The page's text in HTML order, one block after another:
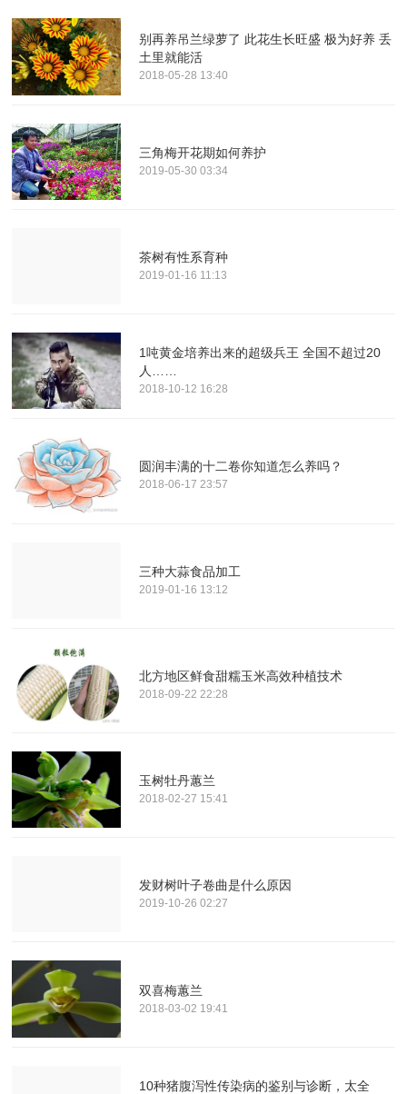
别再养吊兰绿萝了 此花生长旺盛 极为好养 丢
土里就能活
2018-05-28 13:40
三角梅开花期如何养护
2019-05-30 03:34
茶树有性系育种
2019-01-16 11:13
1吨黄金培养出来的超级兵王 全国不超过20
人……
2018-10-12 16:28
圆润丰满的十二卷你知道怎么养吗？
2018-06-17 23:57
三种大蒜食品加工
2019-01-16 13:12
北方地区鲜食甜糯玉米高效种植技术
2018-09-22 22:28
玉树牡丹蕙兰
2018-02-27 15:41
发财树叶子卷曲是什么原因
2019-10-26 02:27
双喜梅蕙兰
2018-03-02 19:41
10种猪腹泻性传染病的鉴别与诊断，太全